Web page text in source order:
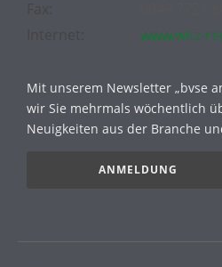
www.witz-
Mit unserem Newsletter „bvse
wir Sie mehrmals wöchentlich
Neuigkeiten aus der Branche
ANMELDUNG